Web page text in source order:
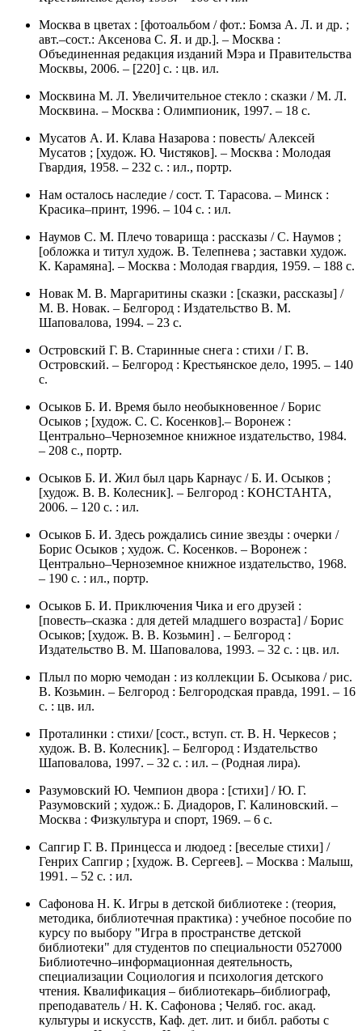
Москва в цветах : [фотоальбом / фот.: Бомза А. Л. и др. ;
авт.–сост.: Аксенова С. Я. и др.]. – Москва :
Объединенная редакция изданий Мэра и Правительства
Москвы, 2006. – [220] с. : цв. ил.
Москвина М. Л. Увеличительное стекло : сказки / М. Л.
Москвина. – Москва : Олимпионик, 1997. – 18 с.
Мусатов А. И. Клава Назарова : повесть/ Алексей
Мусатов ; [худож. Ю. Чистяков]. – Москва : Молодая
Гвардия, 1958. – 232 с. : ил., портр.
Нам осталось наследие / сост. Т. Тарасова. – Минск :
Красика–принт, 1996. – 104 с. : ил.
Наумов С. М. Плечо товарища : рассказы / С. Наумов ;
[обложка и титул худож. В. Телепнева ; заставки худож.
К. Карамяна]. – Москва : Молодая гвардия, 1959. – 188 с.
Новак М. В. Маргаритины сказки : [сказки, рассказы] /
М. В. Новак. – Белгород : Издательство В. М.
Шаповалова, 1994. – 23 с.
Островский Г. В. Старинные снега : стихи / Г. В.
Островский. – Белгород : Крестьянское дело, 1995. – 140
с.
Осыков Б. И. Время было необыкновенное / Борис
Осыков ; [худож. С. С. Косенков].– Воронеж :
Центрально–Черноземное книжное издательство, 1984.
– 208 с., портр.
Осыков Б. И. Жил был царь Карнаус / Б. И. Осыков ;
[худож. В. В. Колесник]. – Белгород : КОНСТАНТА,
2006. – 120 с. : ил.
Осыков Б. И. Здесь рождались синие звезды : очерки /
Борис Осыков ; худож. С. Косенков. – Воронеж :
Центрально–Черноземное книжное издательство, 1968.
– 190 с. : ил., портр.
Осыков Б. И. Приключения Чика и его друзей :
[повесть–сказка : для детей младшего возраста] / Борис
Осыков; [худож. В. В. Козьмин] . – Белгород :
Издательство В. М. Шаповалова, 1993. – 32 с. : цв. ил.
Плыл по морю чемодан : из коллекции Б. Осыкова / рис.
В. Козьмин. – Белгород : Белгородская правда, 1991. – 16
с. : цв. ил.
Проталинки : стихи/ [сост., вступ. ст. В. Н. Черкесов ;
худож. В. В. Колесник]. – Белгород : Издательство
Шаповалова, 1997. – 32 с. : ил. – (Родная лира).
Разумовский Ю. Чемпион двора : [стихи] / Ю. Г.
Разумовский ; худож.: Б. Диадоров, Г. Калиновский. –
Москва : Физкультура и спорт, 1969. – 6 с.
Сапгир Г. В. Принцесса и людоед : [веселые стихи] /
Генрих Сапгир ; [худож. В. Сергеев]. – Москва : Малыш,
1991. – 52 с. : ил.
Сафонова Н. К. Игры в детской библиотеке : (теория,
методика, библиотечная практика) : учебное пособие по
курсу по выбору "Игра в пространстве детской
библиотеки" для студентов по специальности 0527000
Библиотечно–информационная деятельность,
специализации Социология и психология детского
чтения. Квалификация – библиотекарь–библиограф,
преподаватель / Н. К. Сафонова ; Челяб. гос. акад.
культуры и искусств, Каф. дет. лит. и библ. работы с